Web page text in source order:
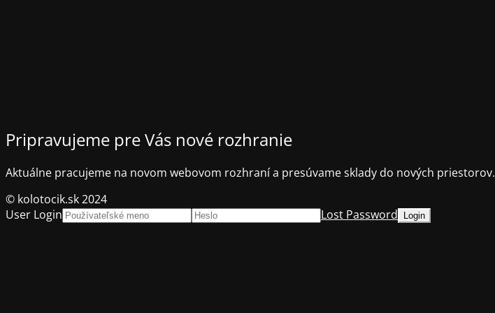
Pripravujeme pre Vás nové rozhranie
Aktuálne pracujeme na novom webovom rozhraní a presúvame sklady do nových priestorov.
© kolotocik.sk 2024
User Login
Lost Password